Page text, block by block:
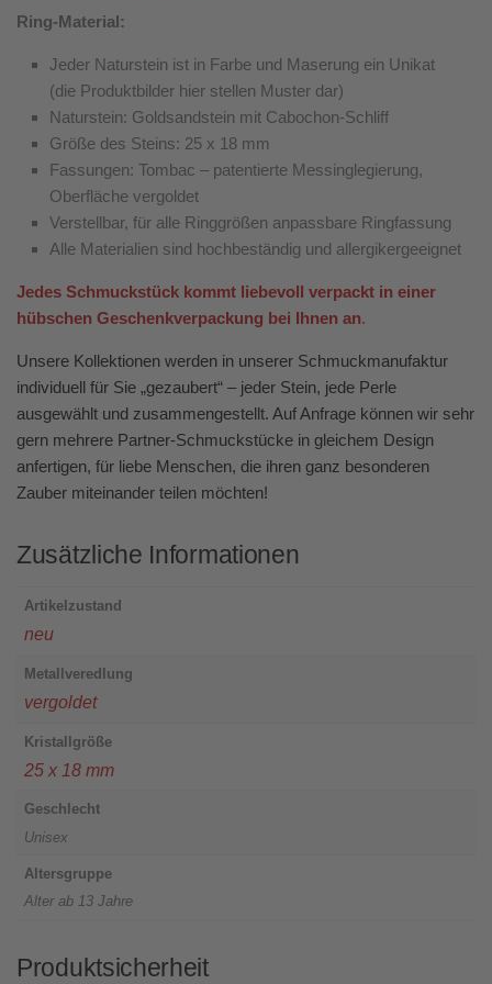
Ring-Material:
Jeder Naturstein ist in Farbe und Maserung ein Unikat
(die Produktbilder hier stellen Muster dar)
Naturstein: Goldsandstein mit Cabochon-Schliff
Größe des Steins: 25 x 18 mm
Fassungen: Tombac – patentierte Messinglegierung,
Oberfläche vergoldet
Verstellbar, für alle Ringgrößen anpassbare Ringfassung
Alle Materialien sind hochbeständig und allergikergeeignet
Jedes Schmuckstück kommt liebevoll verpackt in einer
hübschen Geschenkverpackung bei Ihnen an.
Unsere Kollektionen werden in unserer Schmuckmanufaktur
individuell für Sie „gezaubert“ – jeder Stein, jede Perle
ausgewählt und zusammengestellt. Auf Anfrage können wir sehr
gern mehrere Partner-Schmuckstücke in gleichem Design
anfertigen, für liebe Menschen, die ihren ganz besonderen
Zauber miteinander teilen möchten!
Zusätzliche Informationen
Artikelzustand
neu
Metallveredlung
vergoldet
Kristallgröße
25 x 18 mm
Geschlecht
Unisex
Altersgruppe
Alter ab 13 Jahre
Produktsicherheit